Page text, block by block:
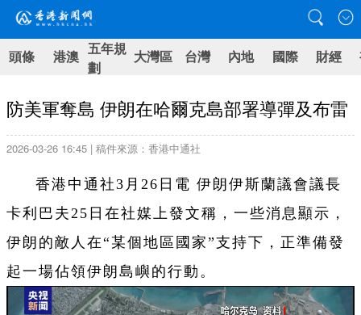
頭條 港澳 五年規
劃
大灣區 台灣 內地 國際 財經
防美軍奪島 伊朗在哈爾克島部署導彈及布雷
2026-03-26 16:45 | 稿件來源：香港中通社
香港中通社3月26日電 伊朗伊斯蘭議會議長
卡利巴夫25日在社媒上發文稱，一些消息顯示，
伊朗的敵人在“某個地區國家”支持下，正準備發
起一場佔領伊朗島嶼的行動。